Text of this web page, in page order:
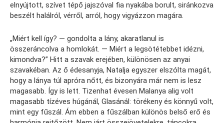
elnyújtott, szívet tépő jajszóval fia nyakába borult, siránkozva
beszélt halálról, vérről, arról, hogy vigyázzon magára.
„Miért kell így? — gondolta a lány, akaratlanul is
összeráncolva a homlokát. — Miért a legsötétebbet idézni,
kimondva?” Hitt a szavak erejében, különösen az anyai
szavakéban. Az ő édesanyja, Natalja egyszer elszólta magát,
hogy a lánya túl apróra nőtt, és bizonyára már nem is lesz
magasabb. Így is lett. Tizenhat évesen Malanya alig volt
magasabb tízéves húgánál, Glasánál: törékeny és könnyű volt,
mint egy fűszál. Ám ebben a fűszálban különös belső erő és